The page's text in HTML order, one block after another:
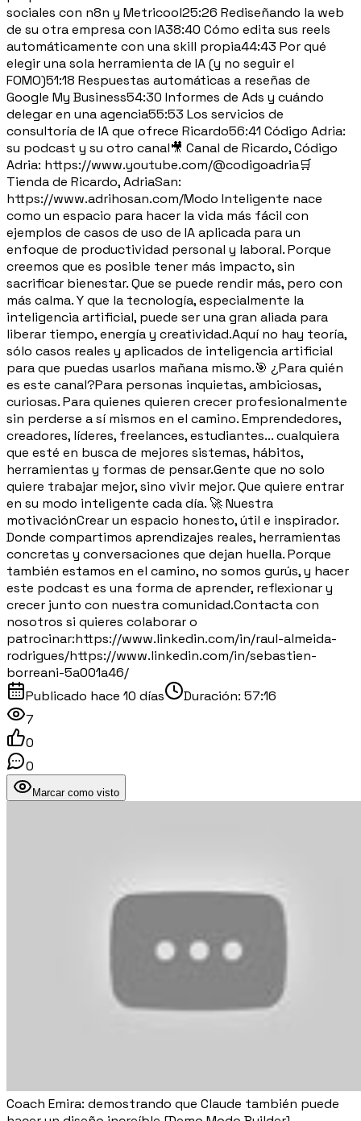
sociales con n8n y Metricool25:26 Rediseñando la web
de su otra empresa con IA38:40 Cómo edita sus reels
automáticamente con una skill propia44:43 Por qué
elegir una sola herramienta de IA (y no seguir el
FOMO)51:18 Respuestas automáticas a reseñas de
Google My Business54:30 Informes de Ads y cuándo
delegar en una agencia55:53 Los servicios de
consultoría de IA que ofrece Ricardo56:41 Código Adria:
su podcast y su otro canal🎥 Canal de Ricardo, Código
Adria: https://www.youtube.com/@codigoadria🛒
Tienda de Ricardo, AdriaSan:
https://www.adrihosan.com/Modo Inteligente nace
como un espacio para hacer la vida más fácil con
ejemplos de casos de uso de IA aplicada para un
enfoque de productividad personal y laboral. Porque
creemos que es posible tener más impacto, sin
sacrificar bienestar. Que se puede rendir más, pero con
más calma. Y que la tecnología, especialmente la
inteligencia artificial, puede ser una gran aliada para
liberar tiempo, energía y creatividad.Aquí no hay teoría,
sólo casos reales y aplicados de inteligencia artificial
para que puedas usarlos mañana mismo.🎯 ¿Para quién
es este canal?Para personas inquietas, ambiciosas,
curiosas. Para quienes quieren crecer profesionalmente
sin perderse a sí mismos en el camino. Emprendedores,
creadores, líderes, freelances, estudiantes... cualquiera
que esté en busca de mejores sistemas, hábitos,
herramientas y formas de pensar.Gente que no solo
quiere trabajar mejor, sino vivir mejor. Que quiere entrar
en su modo inteligente cada día. 🚀 Nuestra
motivaciónCrear un espacio honesto, útil e inspirador.
Donde compartimos aprendizajes reales, herramientas
concretas y conversaciones que dejan huella. Porque
también estamos en el camino, no somos gurús, y hacer
este podcast es una forma de aprender, reflexionar y
crecer junto con nuestra comunidad.Contacta con
nosotros si quieres colaborar o
patrocinar:https://www.linkedin.com/in/raul-almeida-
rodrigues/https://www.linkedin.com/in/sebastien-
borreani-5a001a46/
Publicado hace 10 días Duración: 57:16
7
0
0
Marcar como visto
Coach Emira: demostrando que Claude también puede